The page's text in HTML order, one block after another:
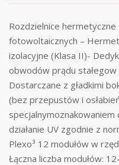
Rozdzielnice
fotowoltaicznych –
izolacyjne (Klasa II)-
obwodów prądu
Dostarczane z gładkimi
(bez przepustów i
działanie UV zgodnie z
Plexo³ 12 modułów w
Łączna liczba modułów: